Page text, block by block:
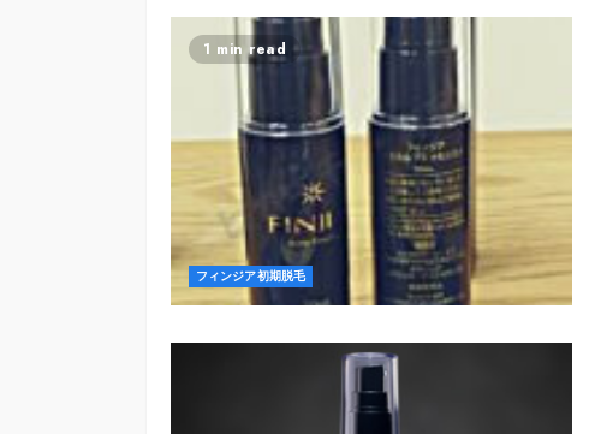
1 min read
フィンジア初期脱毛